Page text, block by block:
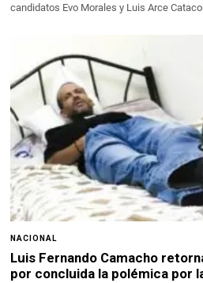
candidatos Evo Morales y Luis Arce
NACIONAL
Luis Fernando Camacho
por concluida la polémica por